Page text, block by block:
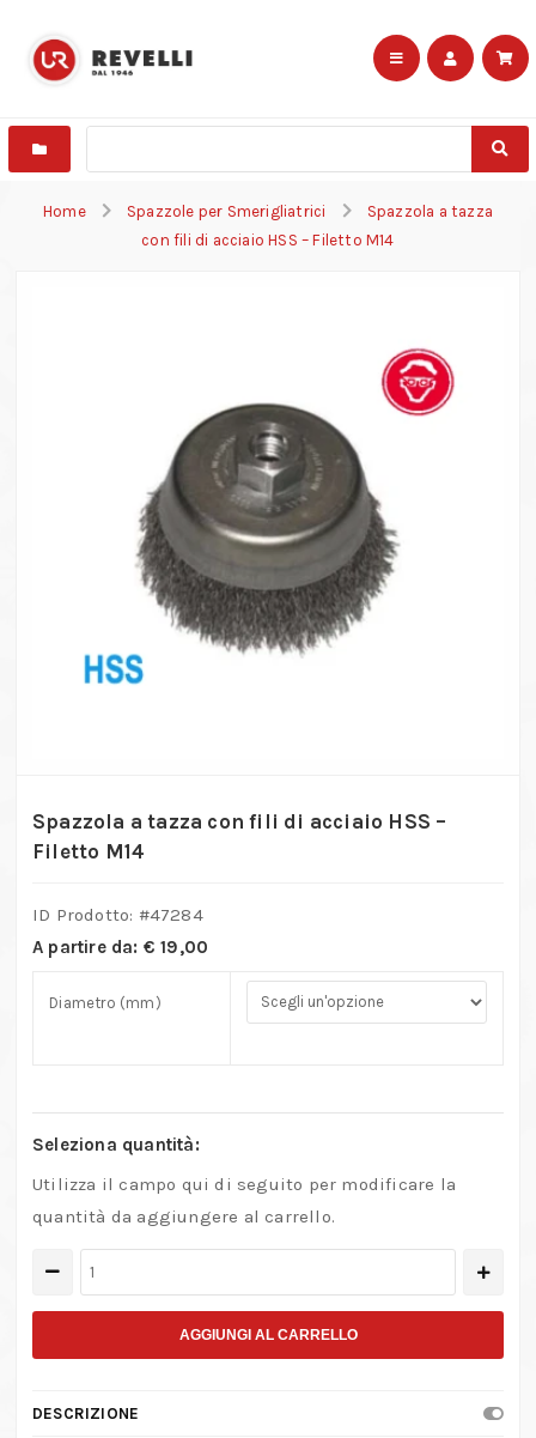
Home Spazzole per Smerigliatrici
Spazzola a tazza
con fili di acciaio HSS – Filetto M14
Spazzola a tazza con fili di acciaio HSS –
Filetto M14
ID Prodotto: #47284
A partire da: € 19,00
Diametro (mm)
Seleziona quantità:
Utilizza il campo qui di seguito per modificare la
quantità da aggiungere al carrello.
Spazzola
con
di
AGGIUNGI AL CARRELLO
DESCRIZIONE